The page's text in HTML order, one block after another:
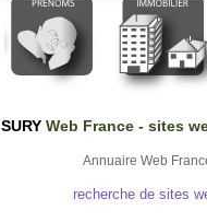
SURYWeb France- sites
Annuaire Web
recherche de sites